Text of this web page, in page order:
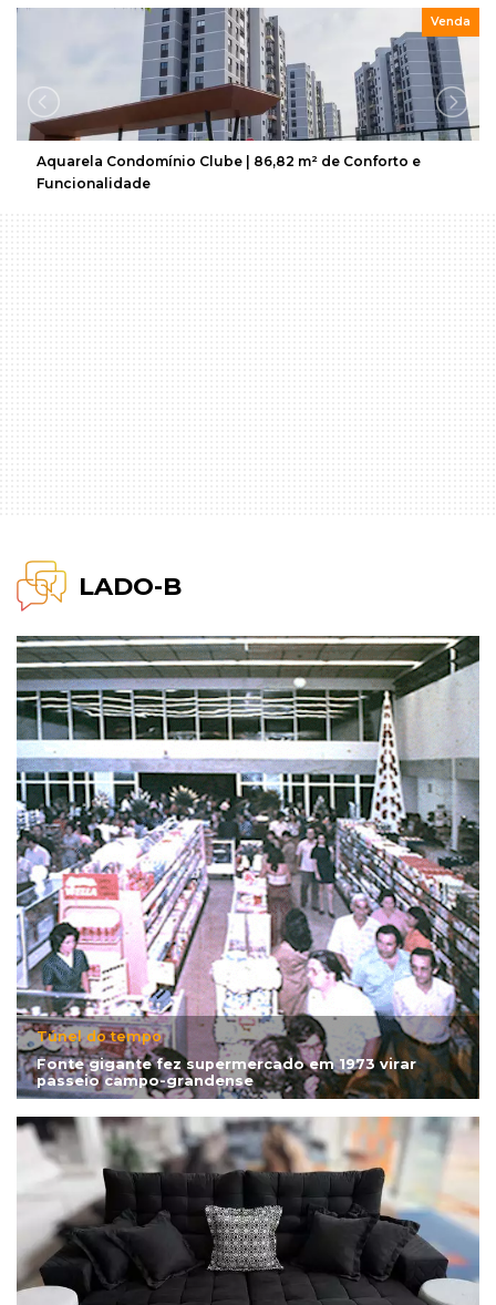
Venda
Terreno no Jd. Itamaracá próximo a futura via acesso às
Moreninhas – (67) 99292-
LADO-B
Túnel do tempo
Fonte gigante fez supermercado em 1973 virar
passeio campo-grandense